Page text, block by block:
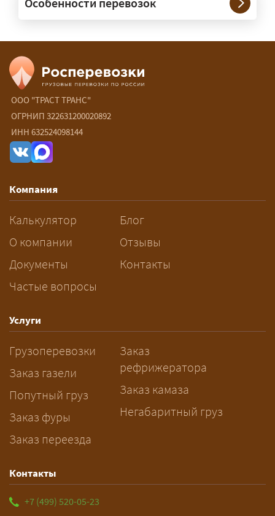
организуем. Потребность в машинах
прикрытия зависит от габаритов
груза и маршрута; это определяется
Сколько стоит перевозка
негабарита?
— От 90 ₽/км. Точная стоимость
рассчитывается индивидуально:
влияют габариты и вес груза,
разрешений и машин
сопровождения.
За сколько дней заказывать
перевозку негабарита?
— Заранее: только оформление
рабочих дней. Оставьте заявку
заблаговременно — логист
рассчитает маршрут и запустит
подготовку документов.
ООО "ТРАСТ ТРАНС"
ОГРНИП 322631200020892
ИНН 632524098144
Компания
Калькулятор
О компании
Документы
Частые вопросы
Блог
Отзывы
Контакты
Услуги
Грузоперевозки
Заказ газели
Попутный груз
Заказ фуры
Заказ переезда
Заказ
рефрижератора
Заказ камаза
Негабаритный груз
Контакты
+7 (499) 520-05-23